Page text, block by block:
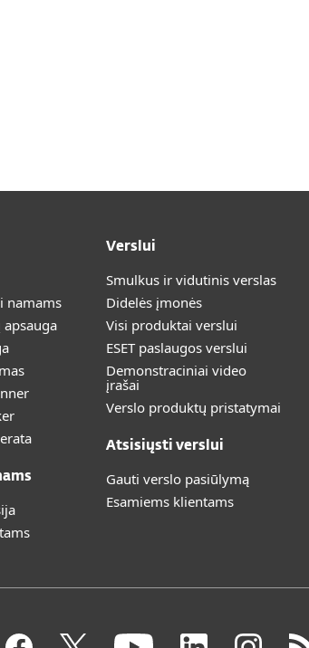
namams
Verslui
Smulkus ir vidutinis verslas
Didelės įmonės
Visi produktai verslui
ESET paslaugos verslui
Demonstraciniai video
įrašai
Verslo produktų pristatymai
Atsisiųsti verslui
Gauti verslo pasiūlymą
Esamiems klientams